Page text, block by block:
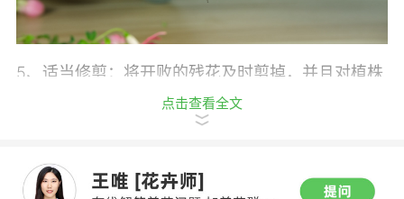
5、适当修剪：将开败的残花及时剪掉，并且对植株
适当修剪，减少养分的消耗。
点击查看全文